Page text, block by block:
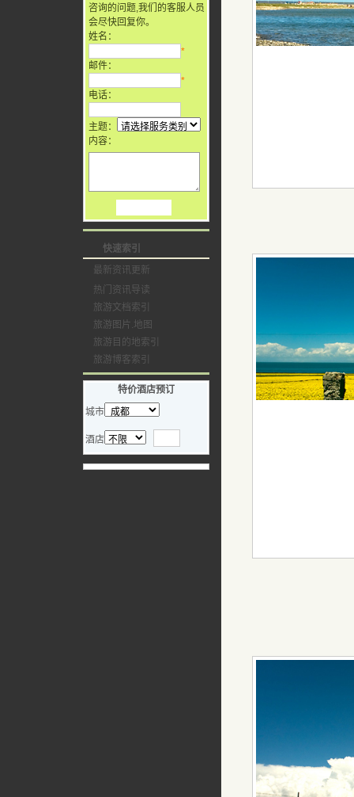
咨询的问题,我们的客服人员
会尽快回复你。
姓名：
*
邮件：
*
电话：
主题：
内容：
快速索引
最新资讯更新
热门资讯导读
旅游文档索引
旅游图片.地图
旅游目的地索引
旅游博客索引
特价酒店预订
城市
酒店